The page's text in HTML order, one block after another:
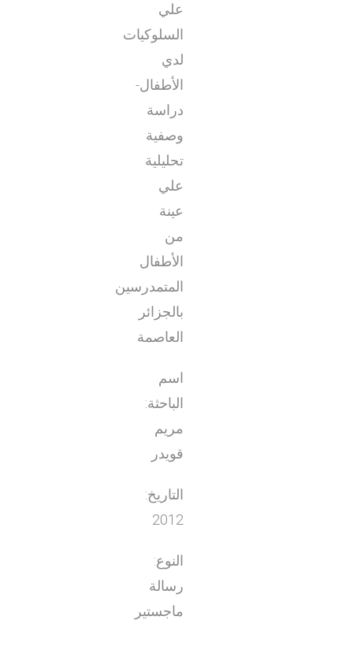
علي
السلوكيات
لدي
الأطفال-
دراسة
وصفية
تحليلية
علي
عينة
من
الأطفال
المتمدرسين
بالجزائر
العاصمة
اسم
الباحثة:
مريم
قويدر
التاريخ:
2012
النوع:
رسالة
ماجستير